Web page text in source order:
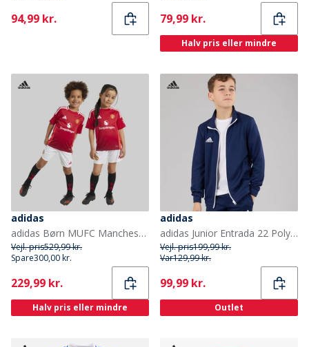
Current
94,99 kr. Current
79,99 kr.
Halv pris eller mindre
adidas
adidas Børn MUFC Manchester United 24/25 Hjemme Mini Sæt Mufc Red
Vejl. pris529,99 kr.
Spare300,00 kr.
Current
229,99 kr.
Halv pris eller mindre
adidas
adidas Junior Entrada 22 Poly Træningsjakke Team Navy Blue
Vejl. pris199,99 kr.
Var129,99 kr.
Current
99,99 kr.
Outlet